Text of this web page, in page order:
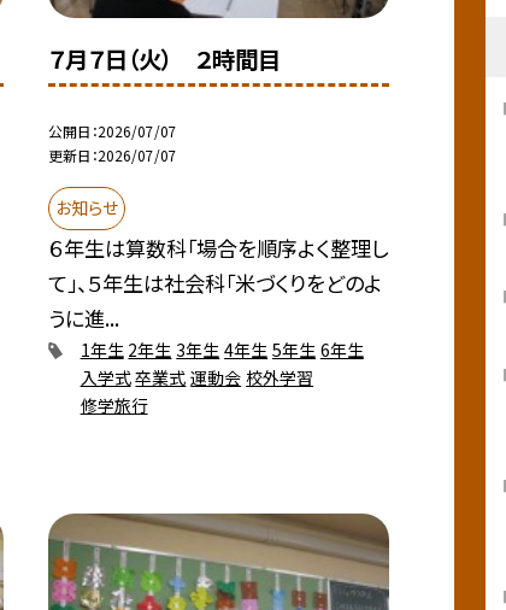
７月７日（火） ２時間目
公開日 2026/07/07
更新日 2026/07/07
お知らせ
６年生は算数科「場合を順序よく整理し
て」、５年生は社会科「米づくりをどのよ
うに進...
1年生 2年生 3年生 4年生 5年生 6年生
入学式卒業式 運動会 校外学習
修学旅行